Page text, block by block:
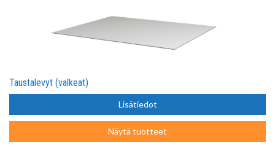
Taustalevyt (valkeat)
Lisätiedot
Näytä tuotteet